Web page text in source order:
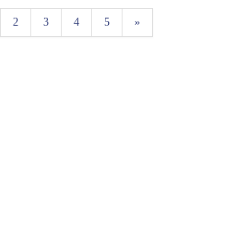
2 3 4 5 »